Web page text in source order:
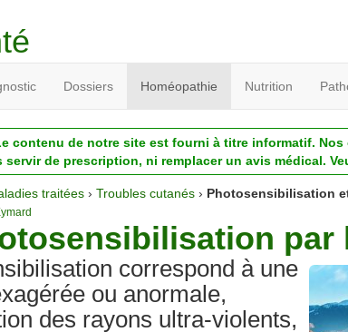
Dossiers Homéopathie Nutrition
contenu de notre site est fourni à titre informatif.
servir de prescription, ni remplacer un avis médical.
traitées › Troubles cutanés › Photosensibilisation
par
correspond à une
ou anormale,
des rayons ultra-violents,